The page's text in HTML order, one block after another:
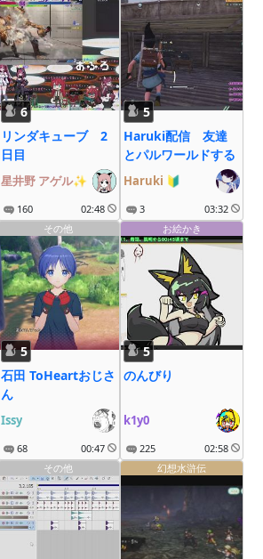
6
リンダキューブ 2
日目
星井野 アゲル✨
160 02:48
5
Haruki配信 友達
とパルワールドする
Haruki 🔰
3
03:32
その他
5
石田 ToHeartおじさ
ん
Issy
68 00:47
お絵かき
5
のんびり
k1y0
225
02:58
その他 幻想水滸伝